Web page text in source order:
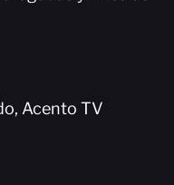
Acento TV